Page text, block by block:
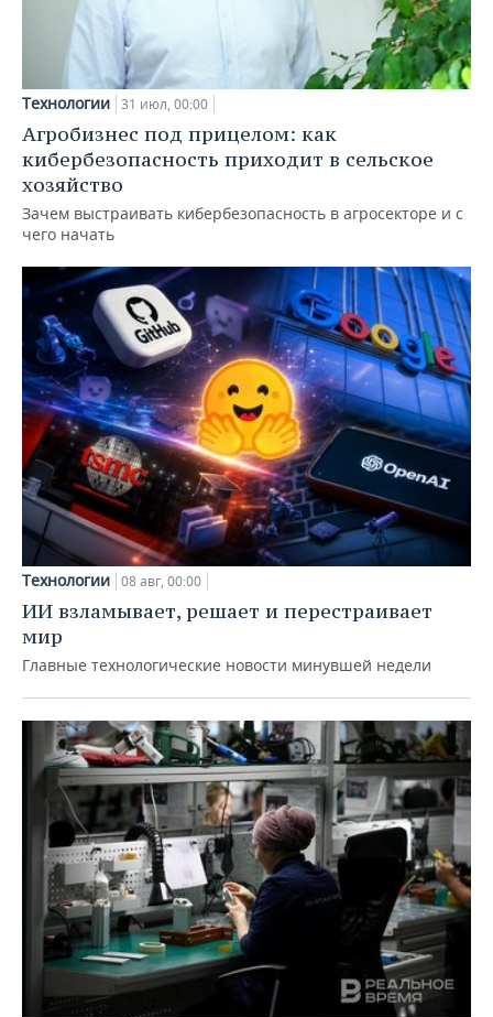
Технологии 31 июл, 00:00
Агробизнес под прицелом: как
кибербезопасность приходит в сельское
хозяйство
Зачем выстраивать кибербезопасность в агросекторе и с
чего начать
Технологии 08 авг, 00:00
ИИ взламывает, решает и перестраивает
мир
Главные технологические новости минувшей недели